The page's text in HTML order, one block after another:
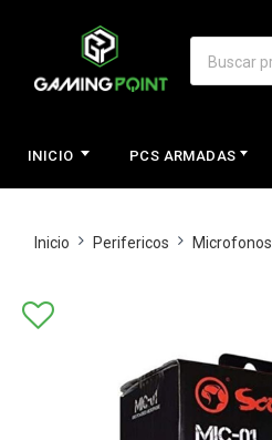
INICIO PCS ARMADAS
Inicio Perifericos Microfonos